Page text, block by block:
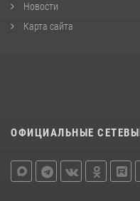
Новости
Карта сайта
ОФИЦИАЛЬНЫЕ